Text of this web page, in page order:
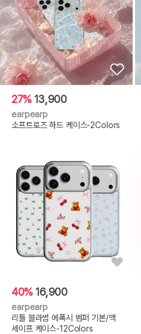
27% 13,900
earpearp
소프트로즈 하드 케이스-2Colors
40% 16,900
earpearp
리틀 블라썸 에폭시 범퍼 기본/맥
세이프 케이스-12Colors